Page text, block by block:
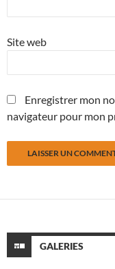
Site web
Enregistrer mon
navigateur pour mon
GALERIES